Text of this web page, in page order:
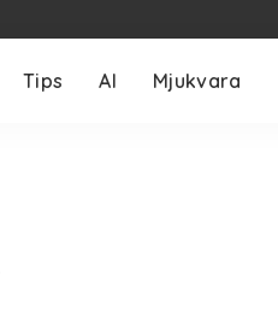
Tips AI Mjukvara